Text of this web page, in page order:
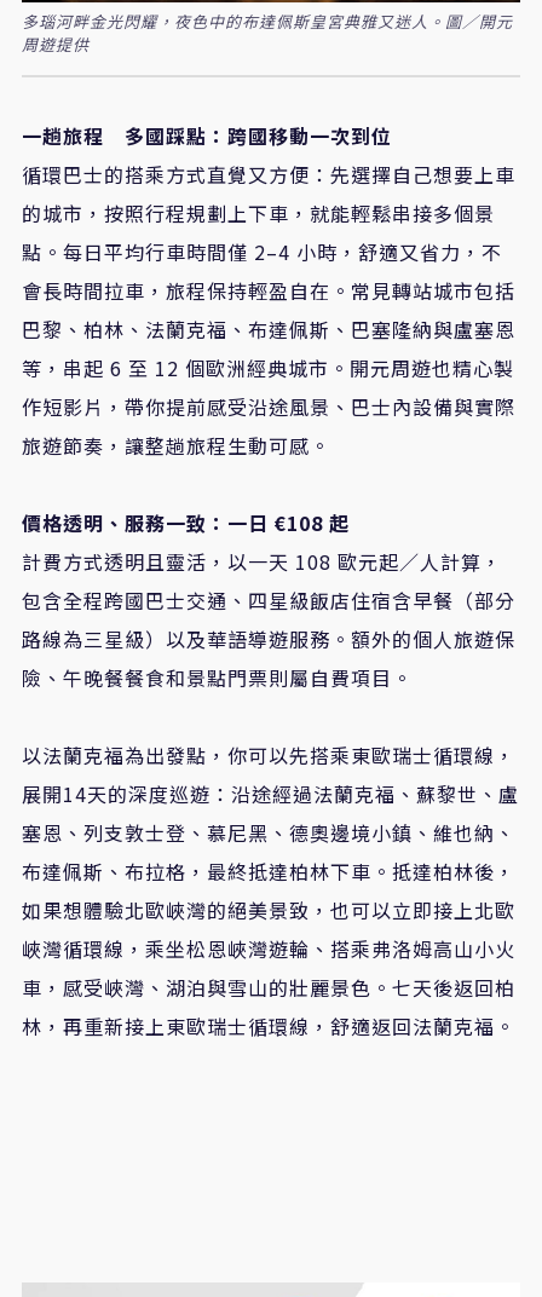
多瑙河畔金光閃耀，夜色中的布達佩斯皇宮典雅又迷人。圖／開元
周遊提供
一趟旅程 多國踩點：跨國移動一次到位
循環巴士的搭乘方式直覺又方便：先選擇自己想要上車
的城市，按照行程規劃上下車，就能輕鬆串接多個景
點。每日平均行車時間僅 2–4 小時，舒適又省力，不
會長時間拉車，旅程保持輕盈自在。常見轉站城市包括
巴黎、柏林、法蘭克福、布達佩斯、巴塞隆納與盧塞恩
等，串起 6 至 12 個歐洲經典城市。開元周遊也精心製
作短影片，帶你提前感受沿途風景、巴士內設備與實際
旅遊節奏，讓整趟旅程生動可感。
價格透明、服務一致：一日 €108 起
計費方式透明且靈活，以一天 108 歐元起／人計算，
包含全程跨國巴士交通、四星級飯店住宿含早餐（部分
路線為三星級）以及華語導遊服務。額外的個人旅遊保
險、午晚餐餐食和景點門票則屬自費項目。
以法蘭克福為出發點，你可以先搭乘東歐瑞士循環線，
展開14天的深度巡遊：沿途經過法蘭克福、蘇黎世、盧
塞恩、列支敦士登、慕尼黑、德奧邊境小鎮、維也納、
布達佩斯、布拉格，最終抵達柏林下車。抵達柏林後，
如果想體驗北歐峽灣的絕美景致，也可以立即接上北歐
峽灣循環線，乘坐松恩峽灣遊輪、搭乘弗洛姆高山小火
車，感受峽灣、湖泊與雪山的壯麗景色。七天後返回柏
林，再重新接上東歐瑞士循環線，舒適返回法蘭克福。